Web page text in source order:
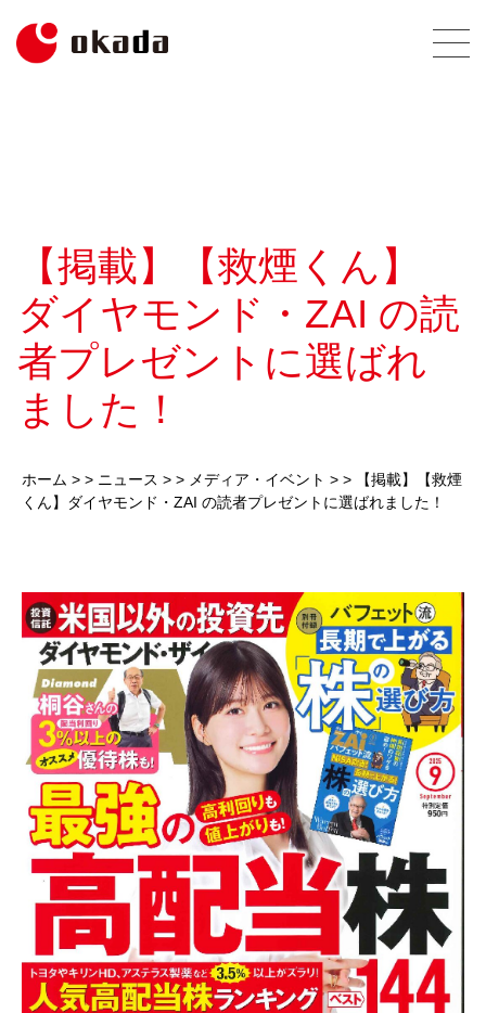
【掲載】【救煙くん】
ダイヤモンド・ZAI の読
者プレゼントに選ばれ
ました！
ホーム > > ニュース > > メディア・イベント > >
【掲載】【救煙
くん】ダイヤモンド・ZAI の読者プレゼントに選ばれました！